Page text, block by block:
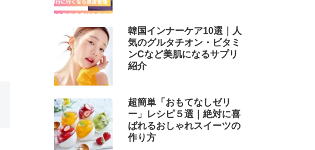
韓国インナーケア10選｜人
気のグルタチオン・ビタミ
ンCなど美肌になるサプリ
紹介
超簡単「おもてなしゼリ
ー」レシピ５選｜絶対に喜
ばれるおしゃれスイーツの
作り方